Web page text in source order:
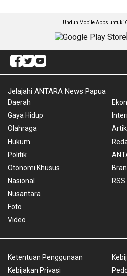
Unduh Mobile Apps untuk
Jelajahi ANTARA News Papua
Daerah
Gaya Hidup
Olahraga
Hukum
Politik
Otonomi Khusus
Nasional
Nusantara
Foto
Video
RSS
Ketentuan Penggunaan
Kebijakan Privasi